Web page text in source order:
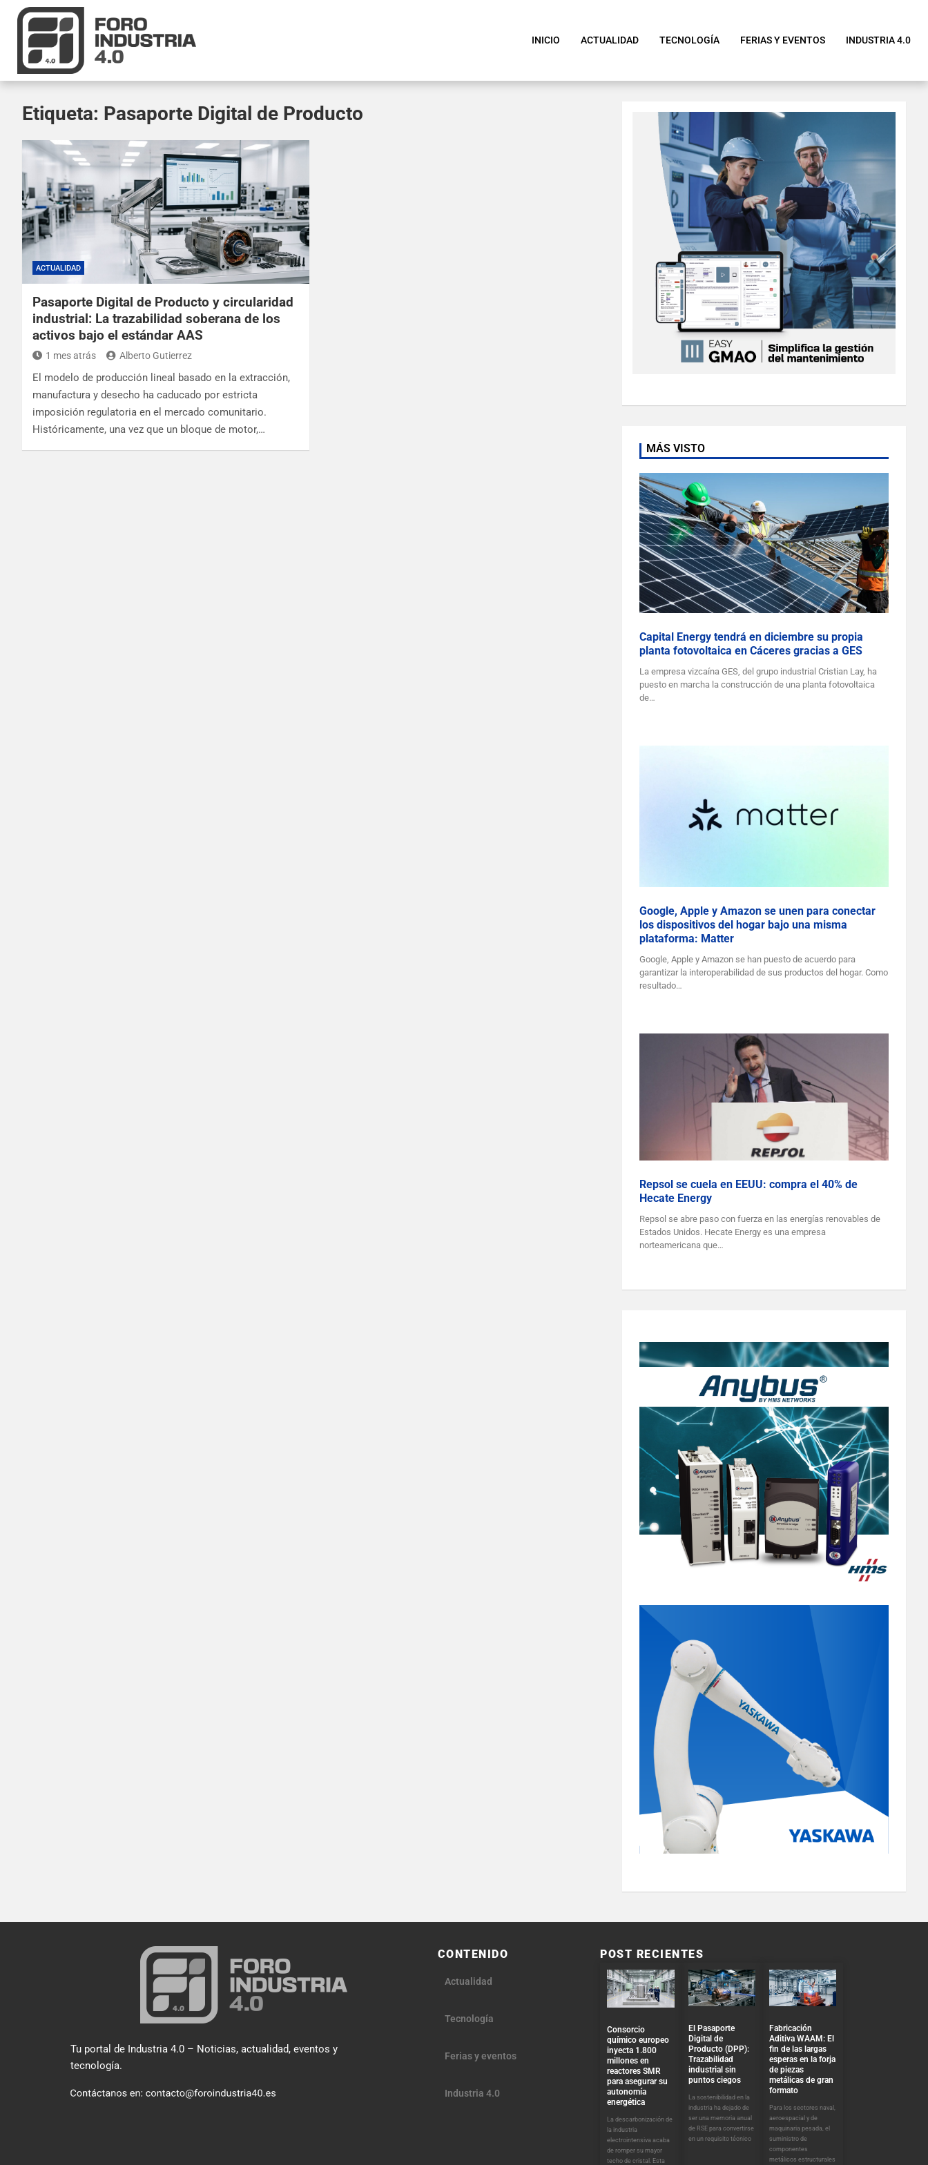
INICIO ACTUALIDAD TECNOLOGÍA FERIAS Y EVENTOS INDUSTRIA 4.0
Etiqueta: Pasaporte Digital de Producto
ACTUALIDAD
Pasaporte Digital de Producto y circularidad
industrial: La trazabilidad soberana de los
activos bajo el estándar AAS
1 mes atrás Alberto Gutierrez
El modelo de producción lineal basado en la extracción,
manufactura y desecho ha caducado por estricta
imposición regulatoria en el mercado comunitario.
Históricamente, una vez que un bloque de motor,…
MÁS VISTO
Capital Energy tendrá en diciembre su propia
planta fotovoltaica en Cáceres gracias a GES
La empresa vizcaína GES, del grupo industrial Cristian Lay, ha
puesto en marcha la construcción de una planta fotovoltaica
de…
Google, Apple y Amazon se unen para conectar
los dispositivos del hogar bajo una misma
plataforma: Matter
Google, Apple y Amazon se han puesto de acuerdo para
garantizar la interoperabilidad de sus productos del hogar. Como
resultado…
Repsol se cuela en EEUU: compra el 40% de
Hecate Energy
Repsol se abre paso con fuerza en las energías renovables de
Estados Unidos. Hecate Energy es una empresa
norteamericana que…
Tu portal de Industria 4.0 – Noticias, actualidad, eventos y
tecnología.
CONTENIDO
Actualidad
Tecnología
Ferias y eventos
Industria 4.0
POST RECIENTES
Consorcio
químico europeo
inyecta 1.800
millones en
reactores SMR
para asegurar su
autonomía
energética
La descarbonización de
la industria
electrointensiva acaba
de romper su mayor
techo de cristal. Esta
El Pasaporte
Digital de
Producto (DPP):
Trazabilidad
industrial sin
puntos ciegos
La sostenibilidad en la
industria ha dejado de
ser una memoria anual
de RSE para convertirse
en un requisito técnico
Fabricación
Aditiva WAAM: El
fin de las largas
esperas en la forja
de piezas
metálicas de gran
formato
Para los sectores naval,
aeroespacial y de
maquinaria pesada, el
suministro de
componentes
metálicos estructurales